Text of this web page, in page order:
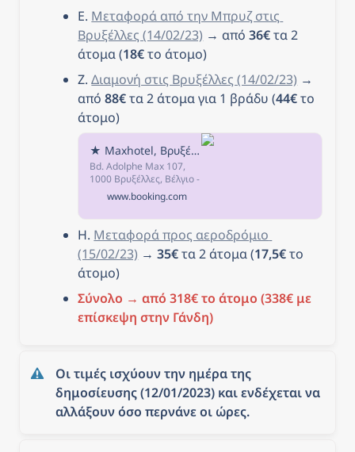
Centrum.
Ε. Μεταφορά από την Μπρυζ στις
Βρυξέλλες (14/02/23) → από 36€ τα 2
άτομα (18€ το άτομο)
Ζ. Διαμονή στις Βρυξέλλες (14/02/23) →
από 88€ τα 2 άτομα για 1 βράδυ (44€ το
άτομο)
★ Maxhotel, Βρυξέλλες, Βέλγιο
Bd. Adolphe Max 107,
1000 Βρυξέλλες, Βέλγιο -
- Υπόγειος
σιδηρόδρομος Μετά την
κράτηση, όλα τα στοιχεία
του καταλύματος,
συμπεριλαμβανομένων
του τηλεφώνου και της
διεύθυνσης, παρέχονται
στην επιβεβαίωση της
κράτησης και τον
λογαριασμό σας.
www.booking.com
Η. Μεταφορά προς αεροδρόμιο
(15/02/23) → 35€ τα 2 άτομα (17,5€ το
άτομο)
Σύνολο → από 318€ το άτομο (338€ με
επίσκεψη στην Γάνδη)
Οι τιμές ισχύουν την ημέρα της
δημοσίευσης (12/01/2023) και ενδέχεται να
αλλάξουν όσο περνάνε οι ώρες.